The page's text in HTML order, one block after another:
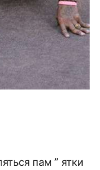
пам ” ятки